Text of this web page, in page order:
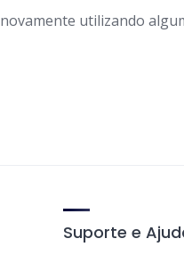
utilizando
Suporte e